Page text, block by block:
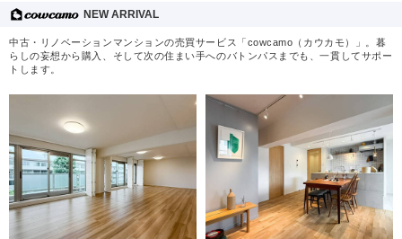
NEW ARRIVAL
中古・リノベーションマンションの売買サービス「cowcamo（カウカモ）」。暮
らしの妄想から購入、そして次の住まい手へのバトンパスまでも、一貫してサポー
トします。